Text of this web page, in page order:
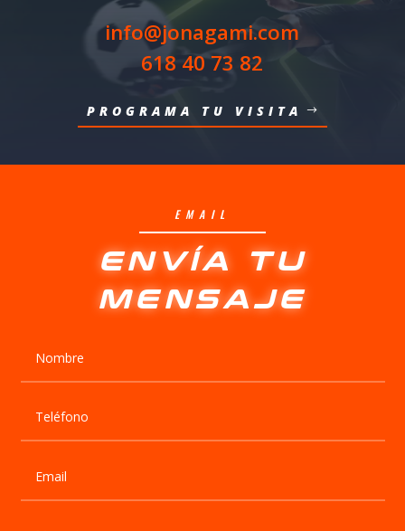
info@jonagami.com
618 40 73 82
PROGRAMA TU VISITA
EMAIL
ENVÍA TU
MENSAJE